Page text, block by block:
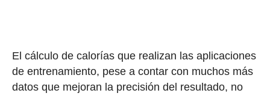
El cálculo de calorías que realizan las aplicaciones
de entrenamiento, pese a contar con muchos más
datos que mejoran la precisión del resultado, no